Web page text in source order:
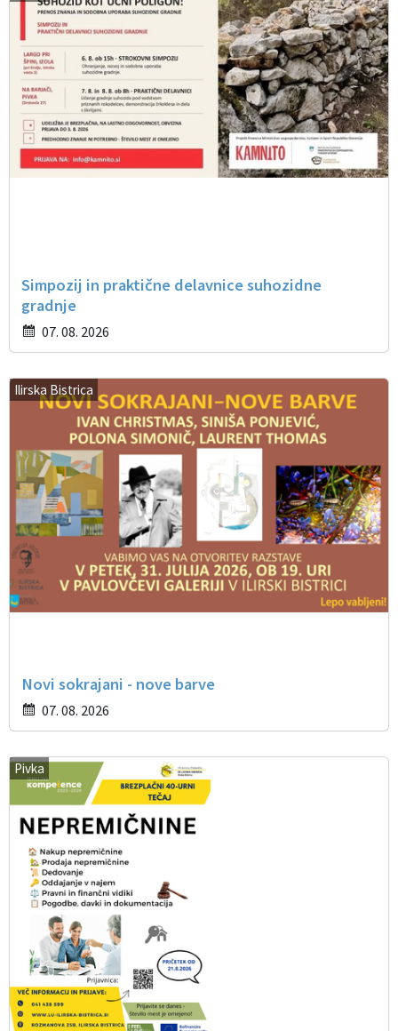
Simpozij in praktične delavnice suhozidne
gradnje
07. 08. 2026
Ilirska Bistrica
Novi sokrajani - nove barve
07. 08. 2026
Pivka